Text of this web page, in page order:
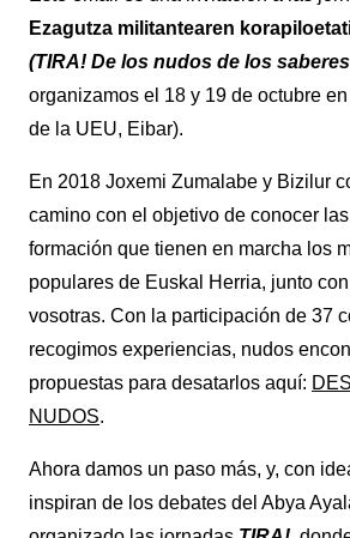
Ezagutza militantearen
(TIRA! De los nudos de los
organizamos el 18 y 19 de octubre
de la UEU, Eibar).
En 2018 Joxemi Zumalabe y Bizilur
camino con el objetivo de conocer
formación que tienen en marcha los
populares de Euskal Herria, junto
vosotras. Con la participación de 37
recogimos experiencias, nudos
propuestas para desatarlos aquí:
NUDOS.
Ahora damos un paso más, y, con
inspiran de los debates del Abya